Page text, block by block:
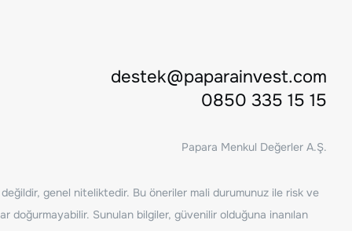
destek@paparainvest.com
0850 335 15 15
Papara Menkul Değerler A.Ş.
değildir, genel niteliktedir. Bu öneriler mali durumunuz ile risk ve
doğurmayabilir. Sunulan bilgiler, güvenilir olduğuna inanılan